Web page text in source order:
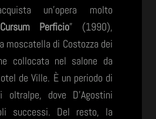
un’opera molto
Cursum Perficio” (1990),
moscatella di Costozza dei
collocata nel salone da
de Ville. È un periodo di
oltralpe, dove D’Agostini
successi. Del resto, la